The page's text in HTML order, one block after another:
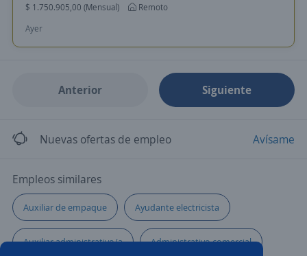
$ 1.750.905,00 (Mensual)
Remoto
Ayer
Anterior Siguiente
Nuevas ofertas de empleo Avísame
Empleos similares
Auxiliar de empaque Ayudante electricista
Auxiliar administrativo/a Administrativo comercial